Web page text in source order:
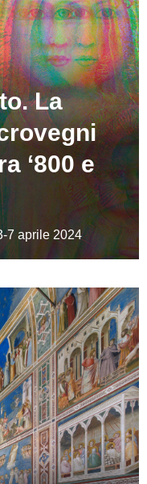
La
‘800 e
7 aprile 2024